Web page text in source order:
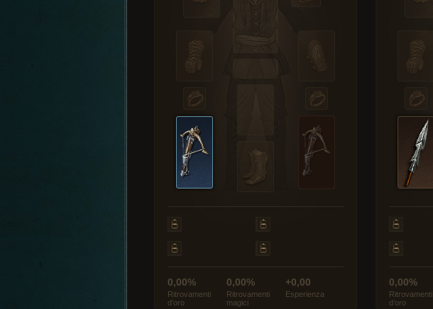
0,00%
Ritrovamenti
d’oro
0,00%
Ritrovamenti
magici
+0,00
Esperienza
0,00%
Ritrovamenti
d’oro